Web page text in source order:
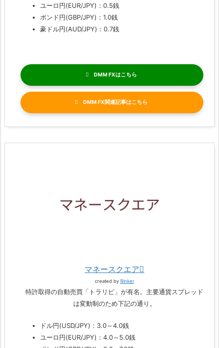
ユーロ円(EUR/JPY)：0.5銭
ポンド円(GBP/JPY)：1.0銭
豪ドル円(AUD/JPY)：0.7銭
DMM FX
DMM FX関連記事
マネースクエア
created by Rinker
特許取得の自動売買「トラリピ」が有名。主要通貨スプレッド
は変動制のため下記の通り。
ドル円(USD/JPY)：3.0～4.0銭
ユーロ円(EUR/JPY)：4.0～5.0銭